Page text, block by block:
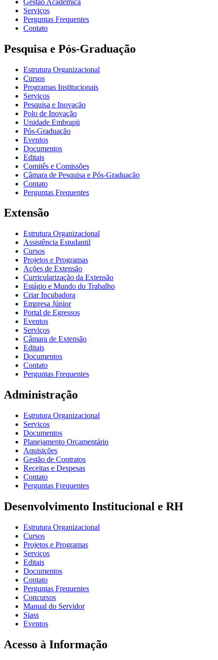
Serviços
Perguntas Frequentes
Contato
Pesquisa e Pós-Graduação
Estrutura Organizacional
Cursos
Programas Institucionais
Serviços
Pesquisa e Inovação
Polo de Inovação
Unidade Embrapii
Pós-Graduação
Eventos
Documentos
Editais
Comitês e Comissões
Câmara de Pesquisa e Pós-Graduação
Contato
Perguntas Frequentes
Extensão
Estrutura Organizacional
Assistência Estudantil
Cursos
Projetos e Programas
Ações de Extensão
Curricularização da Extensão
Estágio e Mundo do Trabalho
Criar Incubadora
Empresa Júnior
Portal de Egressos
Eventos
Serviços
Câmara de Extensão
Editais
Documentos
Contato
Perguntas Frequentes
Administração
Estrutura Organizacional
Serviços
Documentos
Planejamento Orçamentário
Aquisições
Gestão de Contratos
Receitas e Despesas
Contato
Perguntas Frequentes
Desenvolvimento Institucional e RH
Estrutura Organizacional
Cursos
Projetos e Programas
Serviços
Editais
Documentos
Contato
Perguntas Frequentes
Concursos
Manual do Servidor
Siass
Eventos
Acesso à Informação